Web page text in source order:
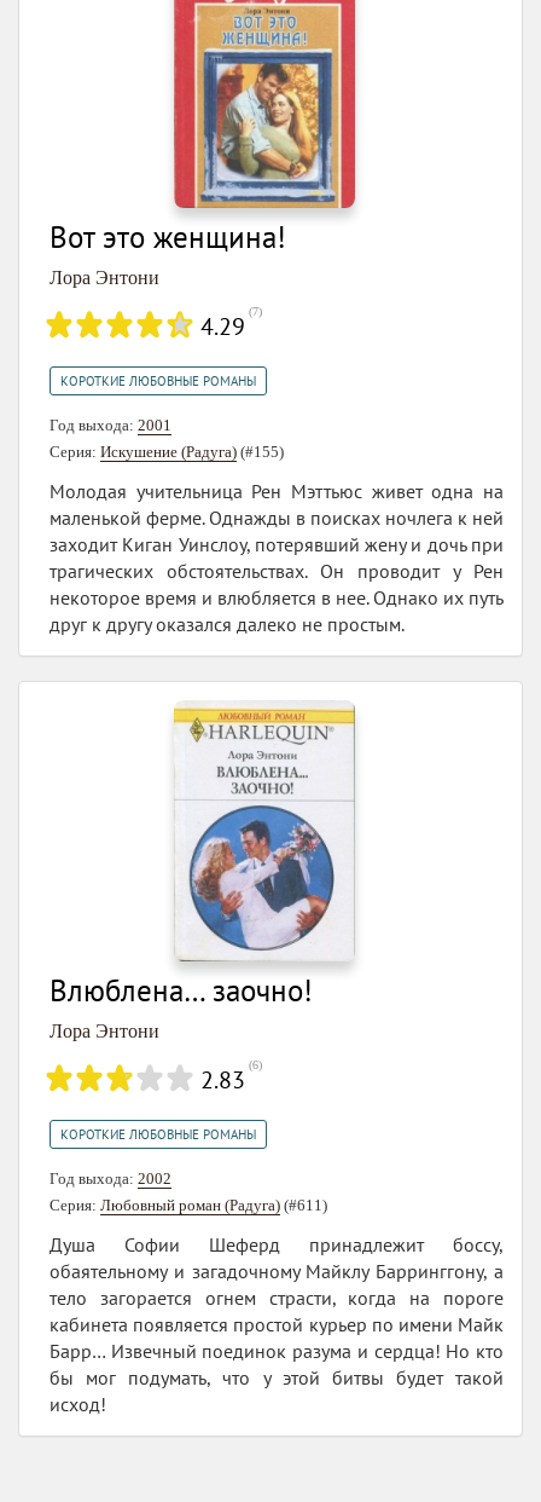
Вот это женщина!
Лора Энтони
4.29 (7)
КОРОТКИЕ ЛЮБОВНЫЕ РОМАНЫ
Год выхода: 2001
Серия: Искушение (Радуга) (#155)
Молодая учительница Рен Мэттьюс живет одна на
маленькой ферме. Однажды в поисках ночлега к ней
заходит Киган Уинслоу, потерявший жену и дочь при
трагических обстоятельствах. Он проводит у Рен
некоторое время и влюбляется в нее. Однако их путь
друг к другу оказался далеко не простым.
Влюблена… заочно!
Лора Энтони
2.83 (6)
КОРОТКИЕ ЛЮБОВНЫЕ РОМАНЫ
Год выхода: 2002
Серия: Любовный роман (Радуга) (#611)
Душа Софии Шеферд принадлежит боссу,
обаятельному и загадочному Майклу Барринггону, а
тело загорается огнем страсти, когда на пороге
кабинета появляется простой курьер по имени Майк
Барр… Извечный поединок разума и сердца! Но кто
бы мог подумать, что у этой битвы будет такой
исход!